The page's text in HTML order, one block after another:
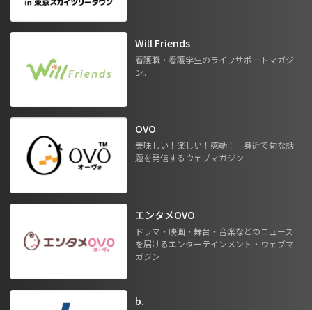
Will Friends
看護職・看護学生のライフサポートマガジ
ン。
OVO
美味しい！楽しい！感動！ 身近で旬な話
題を発信するウェブマガジン
エンタメOVO
ドラマ・映画・舞台・音楽などのニュース
を届けるエンターテインメント・ウェブマ
ガジン
b.